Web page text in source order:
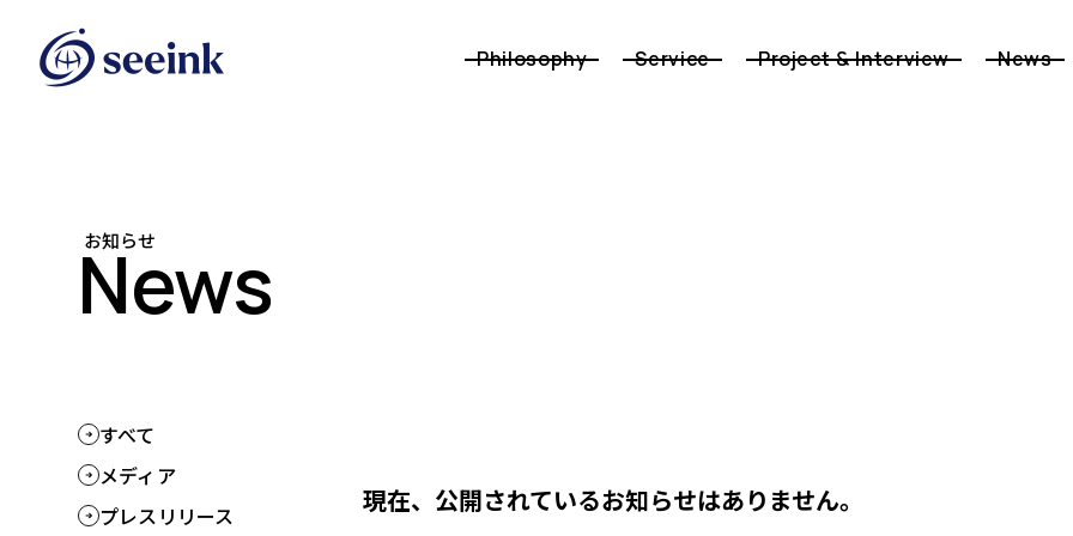
Philosophy Service Project & Interview News
お知らせ
News
すべて
メディア
プレスリリース
現在、公開されているお知らせはありません。